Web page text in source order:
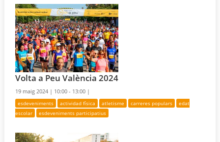
Volta a Peu València 2024
19 maig 2024 | 10:00 - 13:00 |
esdeveniments actividad física atletisme carreres populars
edat
escolar
esdeveniments participatius